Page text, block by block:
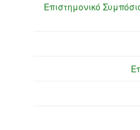
Επιστημονικό